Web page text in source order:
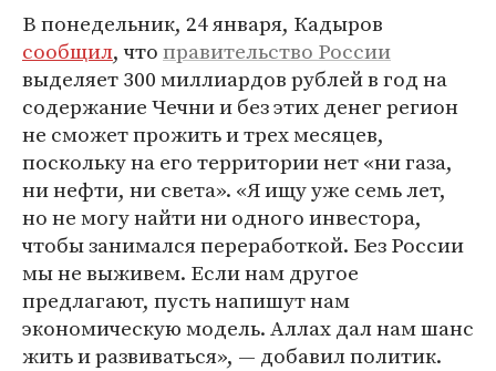
В понедельник, 24 января, Кадыров
сообщил, чтоправительство России
выделяет 300 миллиардов рублей в год на
содержание Чечни и без этих денег регион
не сможет прожить и трех месяцев,
поскольку на его территории нет «ни газа,
ни нефти, ни света». «Я ищу уже семь лет,
но не могу найти ни одного инвестора,
чтобы занимался переработкой. Без России
мы не выживем. Если нам другое
предлагают, пусть напишут нам
экономическую модель. Аллах дал нам шанс
жить и развиваться», — добавил политик.